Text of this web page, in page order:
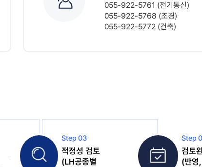
055-922-5761 (전기통신)
055-922-5768 (조경)
055-922-5772 (건축)
Step 03
적정성 검토
(LH공종별
Step
검토
(반영